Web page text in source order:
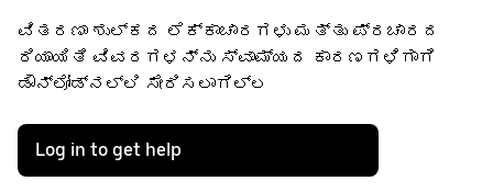
ವಿತರಣಾ ಶುಲ್ಕದ ಲೆಕ್ಕಾಚಾರಗಳು ಮತ್ತು ಪ್ರಚಾರದ
ರಿಯಾಯಿತಿ ವಿವರಗಳನ್ನು ಸ್ವಾಮ್ಯದ ಕಾರಣಗಳಿಗಾಗಿ
ಡೌನ್‌ಲೋಡ್‌ನಲ್ಲಿ ಸೇರಿಸಲಾಗಿಲ್ಲ
Log in to get help